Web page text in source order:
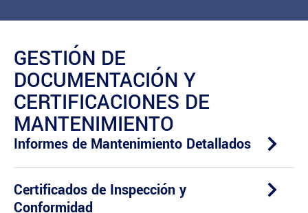
GESTIÓN DE
DOCUMENTACIÓN Y
CERTIFICACIONES DE
MANTENIMIENTO
Informes de Mantenimiento Detallados
Certificados de Inspección y
Conformidad